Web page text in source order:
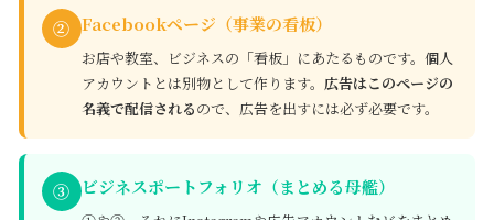
② Facebookページ（事業の看板）
お店や教室、ビジネスの「看板」にあたるものです。個人
アカウントとは別物として作ります。 広告はこのページの
名義で配信されるので、広告を出すには必ず必要です。
③ ビジネスポートフォリオ（まとめる母艦）